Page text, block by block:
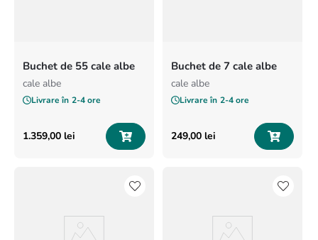
Buchet de 55 cale albe
cale albe
Livrare în 2-4 ore
1.359,00 lei
Buchet de 7 cale albe
cale albe
Livrare în 2-4 ore
249,00 lei